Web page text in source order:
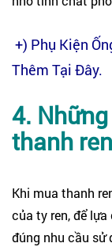
+) Phụ Kiện
Thêm Tại Đây.
4.
thanh
Khi mua thanh
của ty ren, để
đúng nhu cầu sử